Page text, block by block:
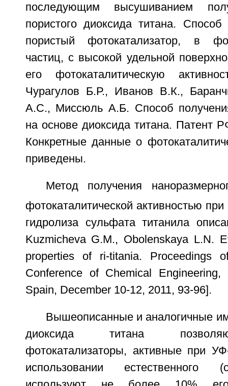
последующим высушиванием
пористого диоксида титана. Способ
пористый фотокатализатор, в
частиц, с высокой удельной
его фотокаталитическую
Чурагулов Б.Р., Иванов В.К.,
А.С., Миссюль А.Б. Способ
на основе диоксида титана. Патент
Конкретные данные о
приведены.
Метод получения
фотокаталитической активностью
гидролиза сульфата титанила
Kuzmicheva G.M., Obolenskaya L.N.
properties of ri-titania. Proceedings
Conference of Chemical
Spain, December 10-12, 2011, 93-96].
Вышеописанные и аналогичные
диоксида титана
фотокатализаторы, активные при
использовании естественного